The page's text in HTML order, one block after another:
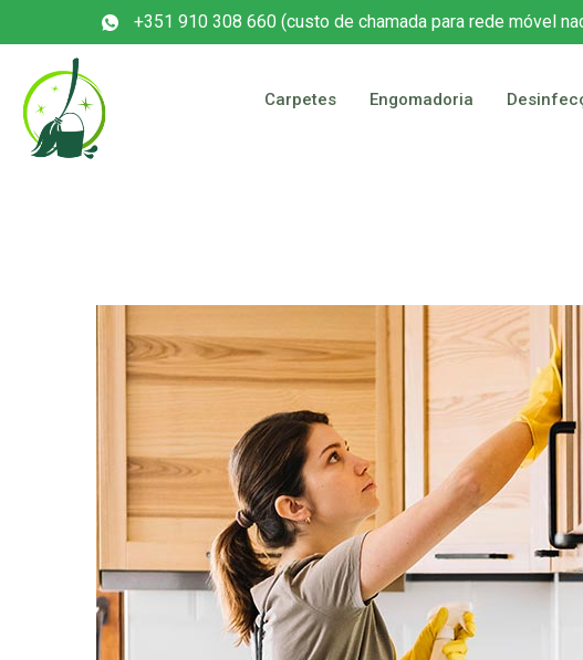
+351 910 308 660 (custo de chamada para rede móvel
Carpetes Engomadoria